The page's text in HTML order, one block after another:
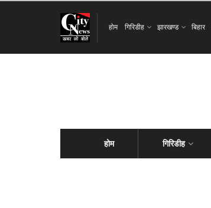
होम गिरिडीह झारखण्ड बिहार
होम गिरिडीह